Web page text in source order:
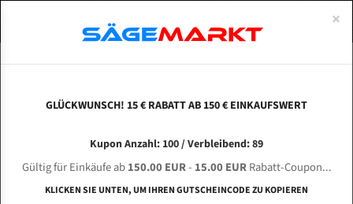
PEERLESS SHB-1727 DS für 5791 mm Bi-Metall
Bandsägeblätter
ABOUTS
ENGLISH
Bi-Metall Meterware
Fleischerei Bandsägeblätter
×
GLÜCKWUNSCH! 15 € RABATT AB 150 € EINKAUFSWERT
Kupon Anzahl: 100 / Verbleibend: 89
Gültig für Einkäufe ab150.00 EUR- 15.00 EURRabatt-Coupon...
KLICKEN SIE UNTEN, UM IHREN GUTSCHEINCODE ZU KOPIEREN